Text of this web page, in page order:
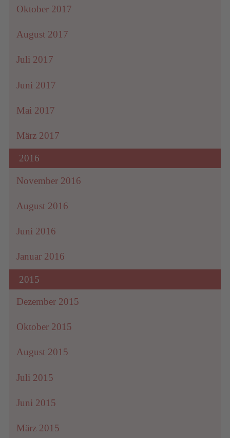
Oktober 2017
August 2017
Juli 2017
Juni 2017
Mai 2017
März 2017
2016
November 2016
August 2016
Juni 2016
Januar 2016
2015
Dezember 2015
Oktober 2015
August 2015
Juli 2015
Juni 2015
März 2015